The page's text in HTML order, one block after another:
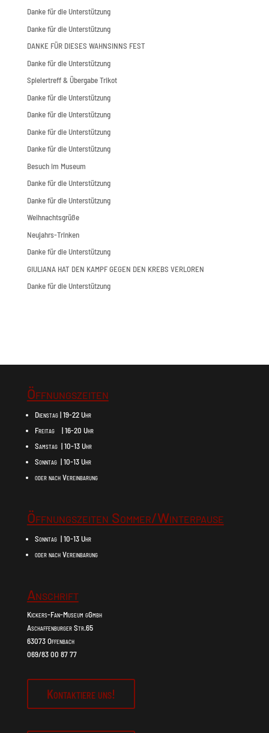
Danke für die Unterstützung
Danke für die Unterstützung
DANKE FÜR DIESES WAHNSINNS FEST
Danke für die Unterstützung
Spielertreff & Übergabe Trikot
Danke für die Unterstützung
Danke für die Unterstützung
Danke für die Unterstützung
Danke für die Unterstützung
Besuch im Museum
Danke für die Unterstützung
Danke für die Unterstützung
Weihnachtsgrüße
Neujahrs-Trinken
Danke für die Unterstützung
GIULIANA HAT DEN KAMPF GEGEN DEN KREBS VERLOREN
Danke für die Unterstützung
Öffnungszeiten
Dienstag | 19-22 Uhr
Freitag | 16-20 Uhr
Samstag | 10-13 Uhr
Sonntag | 10-13 Uhr
oder nach Vereinbarung
Öffnungszeiten Sommer/Winterpause
Sonntag | 10-13 Uhr
oder nach Vereinbarung
Anschrift
Kickers-Fan-Museum gGmbh
Aschaffenburger Str.65
63073 Offenbach
069/83 00 87 77
Kontaktiere uns!